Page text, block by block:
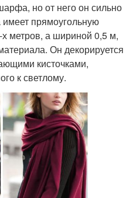
но от него он сильно
прямоугольную
метров, а шириной 0,5 м,
Он декорируется
кисточками,
к светлому.